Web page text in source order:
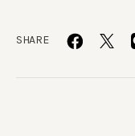
SHARE